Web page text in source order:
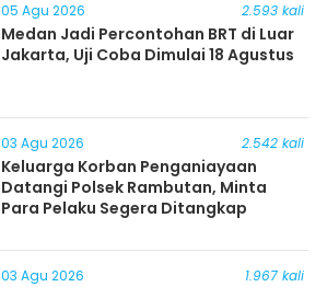
05 Agu 2026 2.593 kali
Medan Jadi Percontohan BRT di Luar
Jakarta, Uji Coba Dimulai 18 Agustus
03 Agu 2026 2.542 kali
Keluarga Korban Penganiayaan
Datangi Polsek Rambutan, Minta
Para Pelaku Segera Ditangkap
03 Agu 2026 1.967 kali